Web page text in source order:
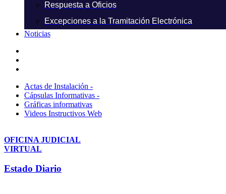
Respuesta a Oficios
Excepciones a la Tramitación Electrónica
Noticias
Actas de Instalación -
Cápsulas Informativas -
Gráficas informativas
Videos Instructivos Web
OFICINA JUDICIAL
VIRTUAL
Estado Diario